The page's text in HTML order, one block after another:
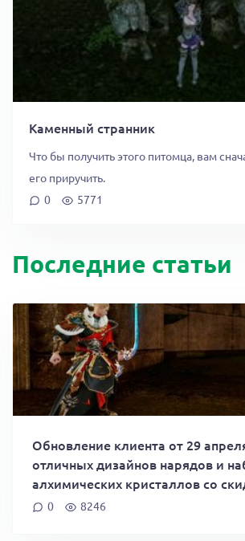
Каменный странник
Что бы получить этого питомца, вам
его приручить.
0
5771
Последние статьи
Обновление клиента от 29
отличных дизайнов нарядов и
алхимических кристаллов со
0 8246